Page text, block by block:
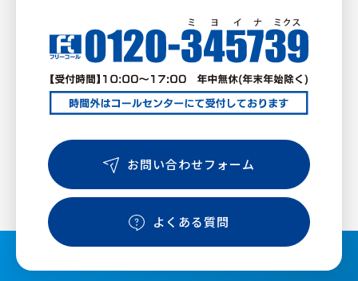
お問い合わせフォーム
よくある質問